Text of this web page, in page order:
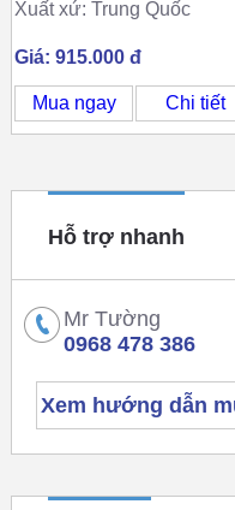
Xuất xứ: Trung Quốc
Giá: 915.000 đ
Mua ngay Chi tiết
Hỗ trợ nhanh
Mr Tường
0968 478 386
Xem hướng dẫn